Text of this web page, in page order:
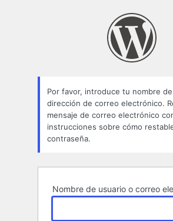
Por favor, introduce tu nombre
dirección de correo electrónico.
mensaje de correo electrónico
instrucciones sobre cómo
contraseña.
Nombre de usuario o correo